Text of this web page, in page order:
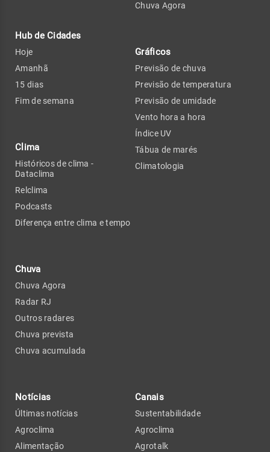
Hub de Cidades
Hoje
Amanhã
15 dias
Fim de semana
Clima
Históricos de clima -
Dataclima
Relclima
Podcasts
Diferença entre clima e tempo
Chuva
Chuva Agora
Radar RJ
Outros radares
Chuva prevista
Chuva acumulada
Chuva Agora
Gráficos
Previsão de chuva
Previsão de temperatura
Previsão de umidade
Vento hora a hora
Índice UV
Tábua de marés
Climatologia
Notícias
Últimas notícias
Agroclima
Alimentação
Canais
Sustentabilidade
Agroclima
Agrotalk